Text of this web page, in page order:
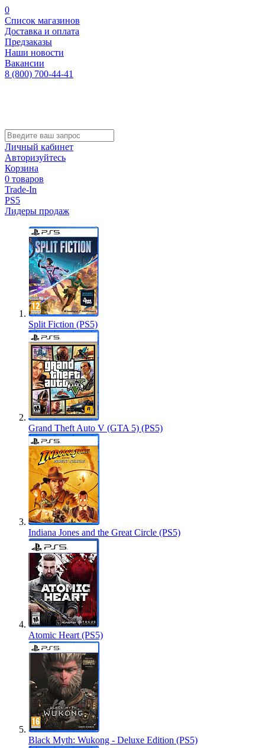
0
Список магазинов
Доставка и оплата
Предзаказы
Наши новости
Вакансии
8 (800) 700-44-41
Личный кабинет
Авторизуйтесь
Корзина
0 товаров
Trade-In
PS5
Лидеры продаж
Split Fiction (PS5)
Grand Theft Auto V (GTA 5) (PS5)
Indiana Jones and the Great Circle (PS5)
Atomic Heart (PS5)
Black Myth: Wukong - Deluxe Edition (PS5)